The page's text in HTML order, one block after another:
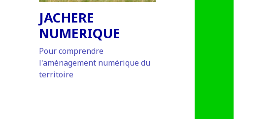
JACHERE
NUMERIQUE
Pour comprendre
l'aménagement numérique du
territoire